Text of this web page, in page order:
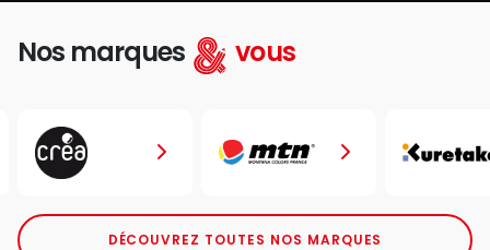
Nos marques vous
DÉCOUVREZ TOUTES NOS MARQUES